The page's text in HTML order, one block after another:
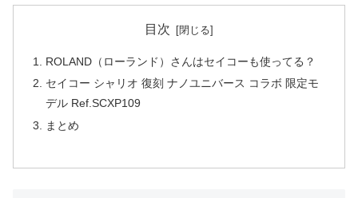
目次
ROLAND（ローランド）さんはセイコーも使ってる？
セイコー シャリオ 復刻 ナノユニバース コラボ 限定モ
デル Ref.SCXP109
まとめ